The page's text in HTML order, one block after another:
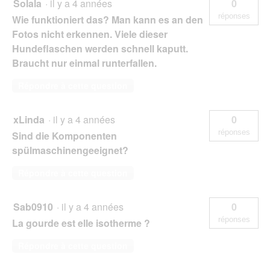
Solala · il y a 4 années
Wie funktioniert das? Man kann es an den
Fotos nicht erkennen. Viele dieser
Hundeflaschen werden schnell kaputt.
Braucht nur einmal runterfallen.
0
réponses
xLinda · il y a 4 années
Sind die Komponenten
spülmaschinengeeignet?
0
réponses
Sab0910 · il y a 4 années
La gourde est elle isotherme ?
0
réponses